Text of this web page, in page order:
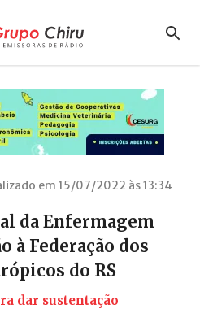
em 15/07/2022 às 13:34
da Enfermagem
à Federação dos
do RS
dar sustentação